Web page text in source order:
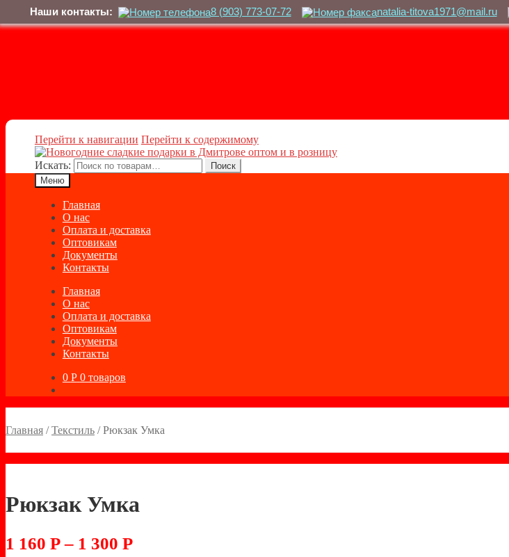
Наши контакты: 8 (903) 773-07-72 natalia-titova1971@mail.ru
Перейти к навигации Перейти к содержимому
Искать:
Поиск
Меню
Главная
О нас
Оплата и доставка
Оптовикам
Документы
Контакты
Главная
О нас
Оплата и доставка
Оптовикам
Документы
Контакты
0 Р 0 товаров
Главная /Текстиль /Рюкзак Умка
Рюкзак Умка
1 160 Р– 1 300 Р